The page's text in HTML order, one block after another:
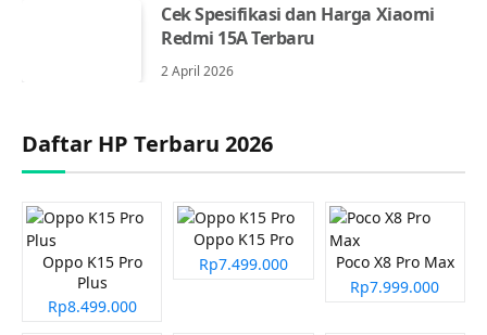
Cek Spesifikasi dan Harga Xiaomi
Redmi 15A Terbaru
2 April 2026
Daftar HP Terbaru 2026
Oppo K15 Pro
Plus
Rp8.499.000
Oppo K15 Pro
Rp7.499.000
Poco X8 Pro Max
Rp7.999.000